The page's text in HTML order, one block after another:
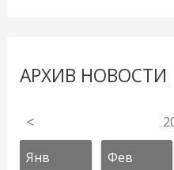
АРХИВ НОВОСТИ
<
Янв Фев